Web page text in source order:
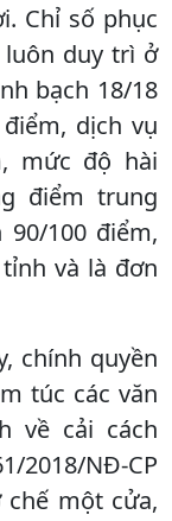
Chỉ số phục
luôn duy trì ở
bạch 18/18
dịch vụ
mức độ hài
điểm trung
100 điểm,
và là đơn
chính quyền
túc các văn
về cải cách
2018/NĐ-CP
chế một cửa,